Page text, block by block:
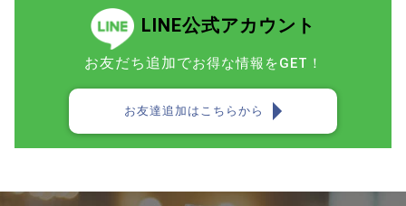
LINE公式アカウント
お友だち追加でお得な情報をGET！
お友達追加はこちらから